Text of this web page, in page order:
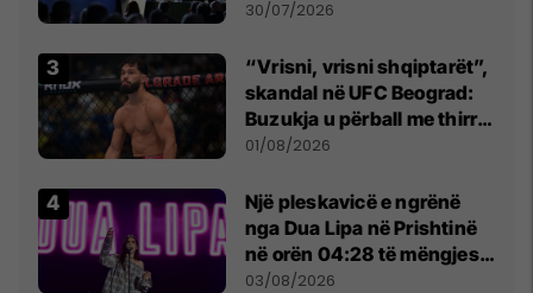
së
30/07/2026
“Vrisni, vrisni shqiptarët”,
skandal në UFC Beograd:
Buzukja u përball me thirrje
anti-shqiptare nga
01/08/2026
Një pleskavicë e ngrënë
nga Dua Lipa në Prishtinë
në orën 04:28 të mëngjesit
- dhe bota digjitale serbe
03/08/2026